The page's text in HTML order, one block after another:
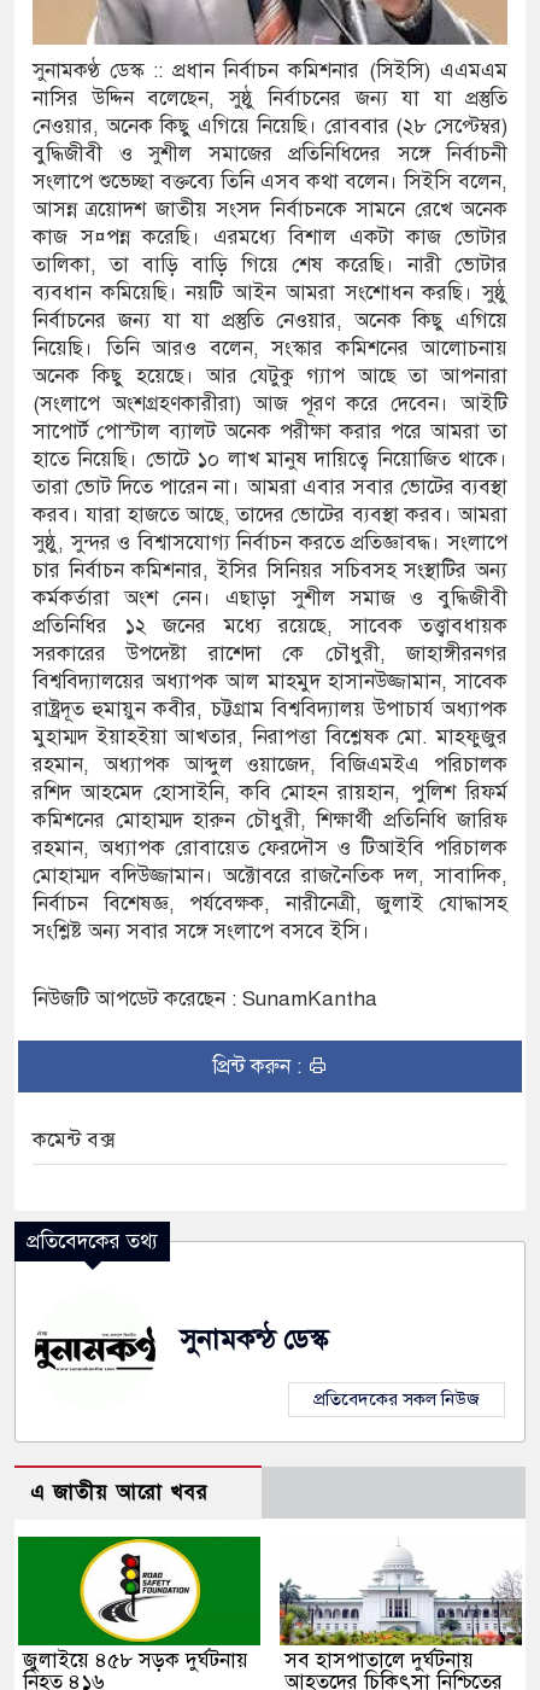
জ্বলে না, পাম্পে দীর্ঘ লাইন
দালাল চক্র
প্রশাসনিক ভবনের উদ্বোধন
চালানোর মুরোদ আওয়ামী লীগের নেই :
আইনে মামলা: নাদের, পলিন, রিপন-
বুথ ও সেল্ফ সার্ভিস সেন্টারের উদ্বোধন
প্রশাসন
ও স্বত্ব ফেরতের দাবি
ঝুঁকি, নিরাপদ নৌযান এখনো অধরা
৪৫১টি প্রাথমিক বিদ্যালয়ে নেই প্রধান
নিহত ২, নিখোঁজ ২, ভবানীপুরে শোকের
সংবাদ সম্মেলন, নিরাপত্তা ও সুষ্ঠু
সুনামকণ্ঠ ডেস্ক :: প্রধান নির্বাচন কমিশনার (সিইসি) এএমএম
নাসির উদ্দিন বলেছেন, সুষ্ঠু নির্বাচনের জন্য যা যা প্রস্তুতি
নেওয়ার, অনেক কিছু এগিয়ে নিয়েছি। রোববার (২৮ সেপ্টেম্বর)
বুদ্ধিজীবী ও সুশীল সমাজের প্রতিনিধিদের সঙ্গে নির্বাচনী
সংলাপে শুভেচ্ছা বক্তব্যে তিনি এসব কথা বলেন। সিইসি বলেন,
আসন্ন ত্রয়োদশ জাতীয় সংসদ নির্বাচনকে সামনে রেখে অনেক
কাজ স¤পন্ন করেছি। এরমধ্যে বিশাল একটা কাজ ভোটার
তালিকা, তা বাড়ি বাড়ি গিয়ে শেষ করেছি। নারী ভোটার
ব্যবধান কমিয়েছি। নয়টি আইন আমরা সংশোধন করছি। সুষ্ঠু
নির্বাচনের জন্য যা যা প্রস্তুতি নেওয়ার, অনেক কিছু এগিয়ে
নিয়েছি। তিনি আরও বলেন, সংস্কার কমিশনের আলোচনায়
অনেক কিছু হয়েছে। আর যেটুকু গ্যাপ আছে তা আপনারা
(সংলাপে অংশগ্রহণকারীরা) আজ পূরণ করে দেবেন। আইটি
সাপোর্ট পোস্টাল ব্যালট অনেক পরীক্ষা করার পরে আমরা তা
হাতে নিয়েছি। ভোটে ১০ লাখ মানুষ দায়িত্বে নিয়োজিত থাকে।
তারা ভোট দিতে পারেন না। আমরা এবার সবার ভোটের ব্যবস্থা
করব। যারা হাজতে আছে, তাদের ভোটের ব্যবস্থা করব। আমরা
সুষ্ঠু, সুন্দর ও বিশ্বাসযোগ্য নির্বাচন করতে প্রতিজ্ঞাবদ্ধ। সংলাপে
চার নির্বাচন কমিশনার, ইসির সিনিয়র সচিবসহ সংস্থাটির অন্য
কর্মকর্তারা অংশ নেন। এছাড়া সুশীল সমাজ ও বুদ্ধিজীবী
প্রতিনিধির ১২ জনের মধ্যে রয়েছে, সাবেক তত্ত্বাবধায়ক
সরকারের উপদেষ্টা রাশেদা কে চৌধুরী, জাহাঙ্গীরনগর
বিশ্ববিদ্যালয়ের অধ্যাপক আল মাহমুদ হাসানউজ্জামান, সাবেক
রাষ্ট্রদূত হুমায়ুন কবীর, চট্টগ্রাম বিশ্ববিদ্যালয় উপাচার্য অধ্যাপক
মুহাম্মদ ইয়াহইয়া আখতার, নিরাপত্তা বিশ্লেষক মো. মাহফুজুর
রহমান, অধ্যাপক আব্দুল ওয়াজেদ, বিজিএমইএ পরিচালক
রশিদ আহমেদ হোসাইনি, কবি মোহন রায়হান, পুলিশ রিফর্ম
কমিশনের মোহাম্মদ হারুন চৌধুরী, শিক্ষার্থী প্রতিনিধি জারিফ
রহমান, অধ্যাপক রোবায়েত ফেরদৌস ও টিআইবি পরিচালক
মোহাম্মদ বদিউজ্জামান। অক্টোবরে রাজনৈতিক দল, সাবাদিক,
নির্বাচন বিশেষজ্ঞ, পর্যবেক্ষক, নারীনেত্রী, জুলাই যোদ্ধাসহ
সংশ্লিষ্ট অন্য সবার সঙ্গে সংলাপে বসবে ইসি।
নিউজটি আপডেট করেছেন : SunamKantha
প্রিন্ট করুন :
কমেন্ট বক্স
প্রতিবেদকের তথ্য
সুনামকন্ঠ ডেস্ক
প্রতিবেদকের সকল নিউজ
এ জাতীয় আরো খবর
জুলাইয়ে ৪৫৮ সড়ক দুর্ঘটনায়
নিহত ৪১৬
সব হাসপাতালে দুর্ঘটনায়
আহতদের চিকিৎসা নিশ্চিতের